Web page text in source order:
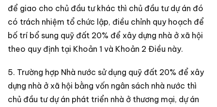
để giao cho chủ đầu tư khác thì chủ đầu tư dự án đó
có trách nhiệm tổ chức lập, điều chỉnh quy hoạch để
bố trí bổ sung quỹ đất 20% để xây dựng nhà ở xã hội
theo quy định tại Khoản 1 và Khoản 2 Điều này.
5. Trường hợp Nhà nước sử dụng quỹ đất 20% để xây
dựng nhà ở xã hội bằng vốn ngân sách nhà nước thì
chủ đầu tư dự án phát triển nhà ở thương mại, dự án